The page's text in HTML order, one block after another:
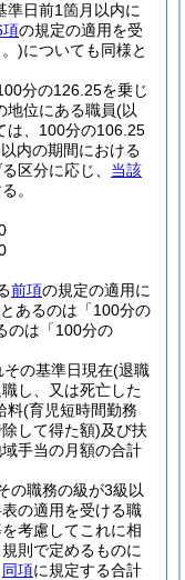
準日前1箇月以内に
項の規定の適用を受
)についても同様と
分の126.25を乗じ
地位にある職員(以
は、100分の106.25
内の期間における
区分に応じ、 当該
。
前項の規定の適用に
あるのは「100分の
のは「100分の
の基準日現在(退職
し、又は死亡した
料(育児短時間勤務
して得た額)及び扶
手当の月額の合計
の職務の級が3級以
の適用を受ける職
考慮してこれに相
則で定めるものに
同項に規定する合計